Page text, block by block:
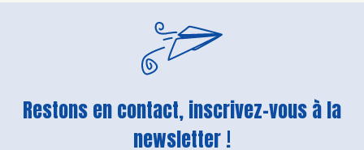
Restons en contact, inscrivez-vous à la
newsletter !